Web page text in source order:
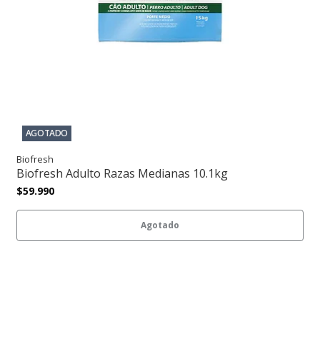
AGOTADO
Biofresh
Biofresh Adulto Razas Medianas 10.1kg
$59.990
Agotado